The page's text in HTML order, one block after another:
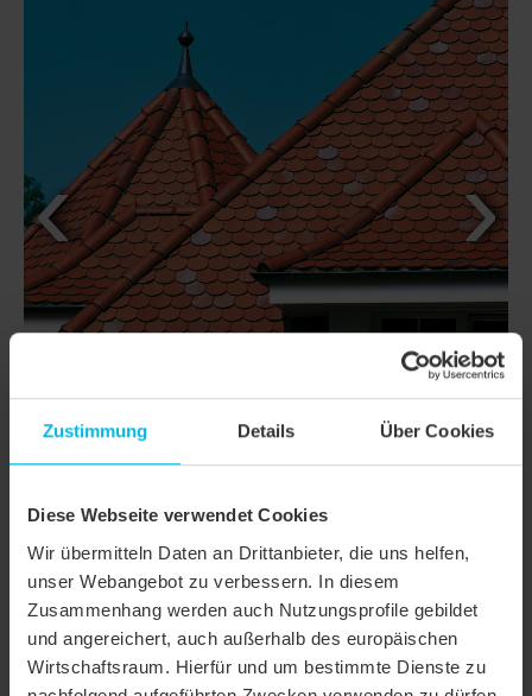
Zustimmung Details Über Cookies
Diese Webseite verwendet Cookies
Wir übermitteln Daten an Drittanbieter, die uns helfen,
unser Webangebot zu verbessern. In diesem
Zusammenhang werden auch Nutzungsprofile gebildet
und angereichert, auch außerhalb des europäischen
Wirtschaftsraum. Hierfür und um bestimmte Dienste zu
DETAILS
Produktfamilie Biberschwanzziegel KLASSIK
Produktgruppe Dachziegel